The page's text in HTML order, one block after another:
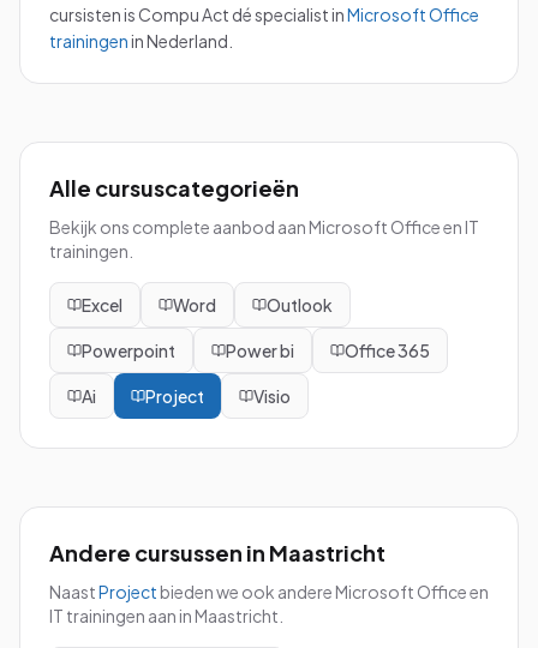
cursisten is Compu Act dé specialist inMicrosoft Office
trainingenin Nederland.
Alle cursuscategorieën
Bekijk ons complete aanbod aan Microsoft Office en IT
trainingen.
Excel Word Outlook
Powerpoint Power bi Office 365
Ai Project Visio
Andere cursussen in Maastricht
NaastProject bieden we ook andere Microsoft Office en
IT trainingen aan in Maastricht